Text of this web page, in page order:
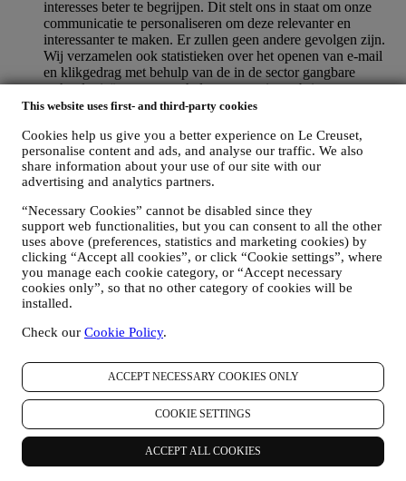
This website uses first- and third-party cookies
Cookies help us give you a better experience on Le Creuset,
personalise content and ads, and analyse our traffic. We also
share information about your use of our site with our
advertising and analytics partners.
“Necessary Cookies” cannot be disabled since they
support web functionalities, but you can consent to all the other
uses above (preferences, statistics and marketing cookies) by
clicking “Accept all cookies”, or click “Cookie settings”, where
you manage each cookie category, or “Accept necessary
cookies only”, so that no other category of cookies will be
installed.
Check our Cookie Policy.
ACCEPT NECESSARY COOKIES ONLY
COOKIE SETTINGS
ACCEPT ALL COOKIES
interesses beter te begrijpen. Dit stelt ons in staat om onze
communicatie te personaliseren om deze relevanter en
interessanter te maken. Er zullen geen andere gevolgen zijn.
Wij verzamelen ook statistieken over het openen van e-mail
en klikgedrag met behulp van de in de sector gangbare
technologieën om ons te helpen onze nieuwsbrieven te
volgen. Deze verwerking is gebaseerd op uw toestemming
ontvangen. De keuze om aan te melden kan worden
uitgeoefend op de plaatsen waar persoonsgegevens worden
verzameld door het juiste selectievakje aan te vinken of, als u
een Le Creuset-account heeft, via het Mijn account-gedeelte
van de Website. Afmelden
: U kunt het ontvangen van onze
marketingcommunicatie of updates te allen tijde kosteloos
stopzetten via de methoden die bij de communicatie worden
weergegeven (om u bijvoorbeeld af te melden voor de
nieuwsbrief kunt u klikken op de afmeldlink onderaan elke e-
mail). Als u een Le Creuset account hebt, kunt u eenvoudig
uw marketingvoorkeuren beheren. Als u onze
e-mail sturen naarprivacy@lecreuset.com
gevallen kunt u nog enkele berichten ontvangen totdat de
afmelding volledig is verwerkt.
Weet dat wij uw contactgegevens en andere
persoonsgegevens niet doorgeven of verkopen aan andere
bedrijven voor hun marketingdoeleinden.
RE-TARGETING / OM ONZE AANBIEDINGEN AAN
TE PASSEN EN DE KLANTERVARING TE